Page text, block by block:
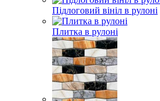
Підлоговий вініл в рулоні
Плитка в рулоні